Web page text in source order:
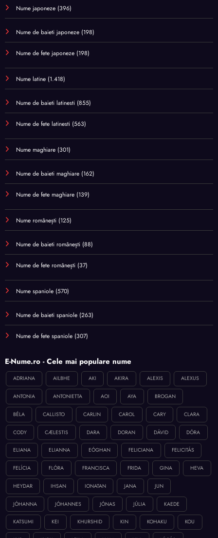
Nume japoneze (396)
Nume de baieti japoneze (198)
Nume de fete japoneze (198)
Nume latine (1.418)
Nume de baieti latinesti (855)
Nume de fete latinesti (563)
Nume maghiare (301)
Nume de baieti maghiare (162)
Nume de fete maghiare (139)
Nume românești (125)
Nume de baieti românești (88)
Nume de fete românești (37)
Nume spaniole (570)
Nume de baieti spaniole (263)
Nume de fete spaniole (307)
E-Nume.ro - Cele mai populare nume
ADRIANA AILBHE AKI AKIRA ALEXIS ALEXUS
ANTONIA ANTONIETTA AOI AYA BROGAN
BÉLA CALLISTO CARLIN CAROL CARY CLARA
CODY CÆLESTIS DARA DORAN DÁVID DÓRA
ELIANA ELIANNA EÓGHAN FELICIANA FELICITÁS
FELÍCIA FLÓRA FRANCISCA FRIDA GINA HEVA
HEYDAR IHSAN IONATAN JANA JUN
JÓHANNA JÓHANNES JÓNAS JÚLIA KAEDE
KATSUMI KEI KHURSHID KIN KOHAKU KOU